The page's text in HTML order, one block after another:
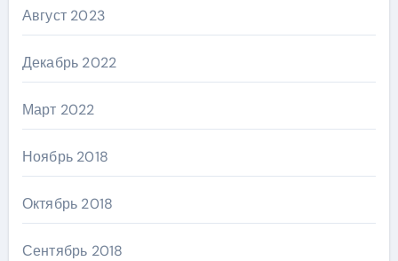
Август 2023
Декабрь 2022
Март 2022
Ноябрь 2018
Октябрь 2018
Сентябрь 2018